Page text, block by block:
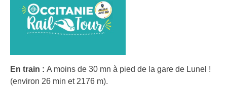
En train : A moins de 30 mn à pied de la gare de Lunel !
(environ 26 min et 2176 m).